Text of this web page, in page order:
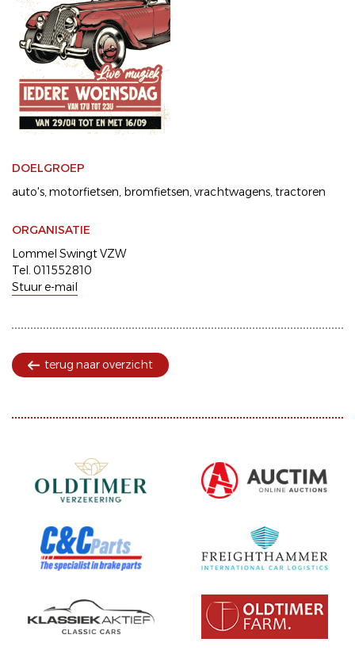
DOELGROEP
auto's motorfietsen bromfietsen vrachtwagens tractoren
ORGANISATIE
Lommel Swingt VZW
Tel. 011552810
Stuur e-mail
terug naar overzicht